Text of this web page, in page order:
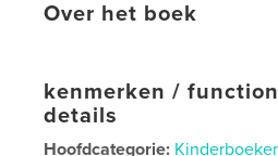
Over het boek
kenmerken /
details
Hoofdcategorie: